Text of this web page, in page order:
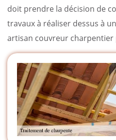
doit prendre la décision de
travaux à réaliser dessus à
artisan couvreur charpentier